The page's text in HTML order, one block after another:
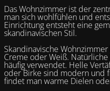
Das Wohnzimmer ist der
man sich wohlfühlen und
Einrichtung entsteht eine
skandinavischen Stil.
Skandinavische
Creme oder Weiß.
häufig verwendet. Helle
oder Birke sind modern und
findet man warme Dielen